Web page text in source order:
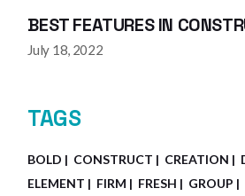
BEST FEATURES IN
July 18, 2022
TAGS
BOLD CONSTRUCT CREATION
ELEMENT
FIRM FRESH GROUP